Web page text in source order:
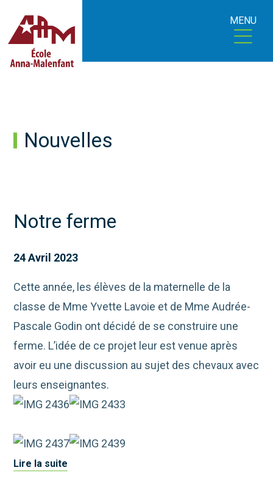
MENU
Nouvelles
Notre ferme
24 Avril 2023
Cette année, les élèves de la maternelle de la
classe de Mme Yvette Lavoie et de Mme Audrée-
Pascale Godin ont décidé de se construire une
ferme. L’idée de ce projet leur est venue après
avoir eu une discussion au sujet des chevaux avec
leurs enseignantes.
Lire la suite